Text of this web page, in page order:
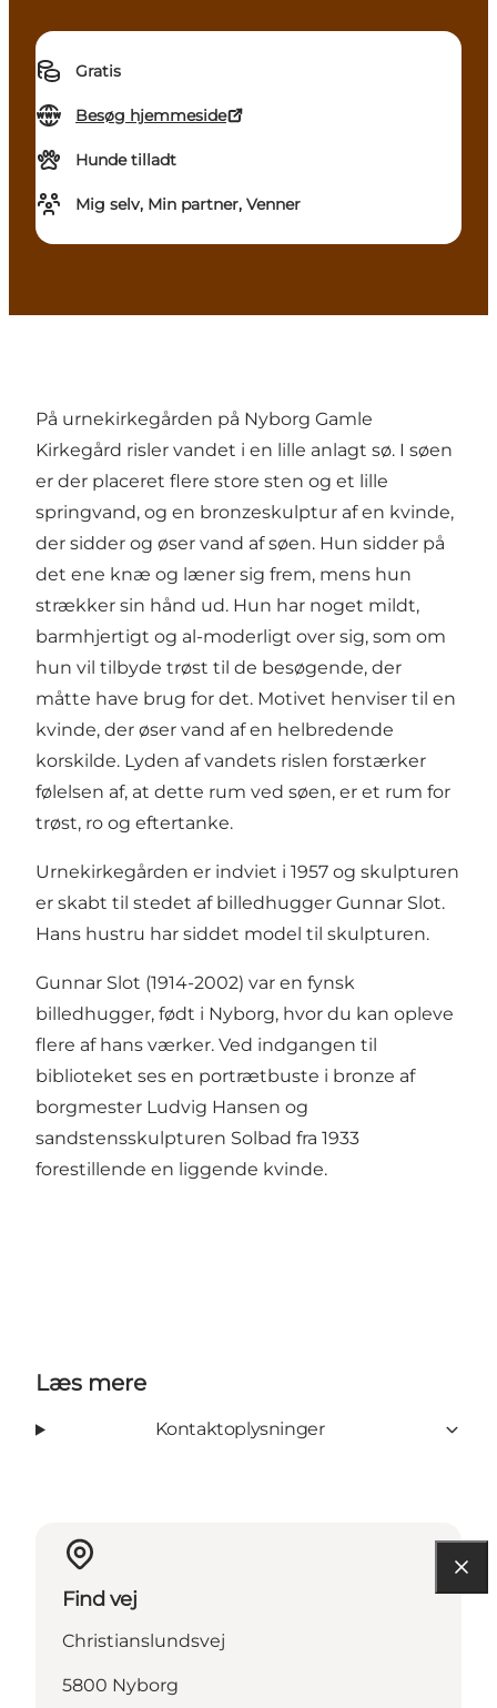
Gratis
Besøg hjemmeside
Hunde tilladt
Mig selv, Min partner, Venner
På urnekirkegården på Nyborg Gamle
Kirkegård risler vandet i en lille anlagt sø. I søen
er der placeret flere store sten og et lille
springvand, og en bronzeskulptur af en kvinde,
der sidder og øser vand af søen. Hun sidder på
det ene knæ og læner sig frem, mens hun
strækker sin hånd ud. Hun har noget mildt,
barmhjertigt og al-moderligt over sig, som om
hun vil tilbyde trøst til de besøgende, der
måtte have brug for det. Motivet henviser til en
kvinde, der øser vand af en helbredende
korskilde. Lyden af vandets rislen forstærker
følelsen af, at dette rum ved søen, er et rum for
trøst, ro og eftertanke.
Urnekirkegården er indviet i 1957 og skulpturen
er skabt til stedet af billedhugger Gunnar Slot.
Hans hustru har siddet model til skulpturen.
Gunnar Slot (1914-2002) var en fynsk
billedhugger, født i Nyborg, hvor du kan opleve
flere af hans værker. Ved indgangen til
biblioteket ses en portrætbuste i bronze af
borgmester Ludvig Hansen og
sandstensskulpturen Solbad fra 1933
forestillende en liggende kvinde.
Læs mere
Kontaktoplysninger
Find vej
Christianslundsvej
5800 Nyborg